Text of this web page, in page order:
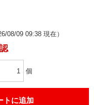
08/09 09:38 現在）
個